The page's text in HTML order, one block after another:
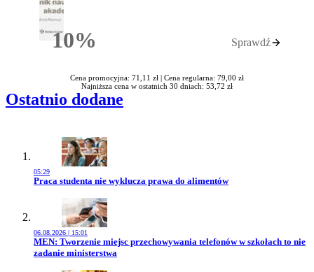
10%Rabatu Sprawdź
Cena promocyjna: 71,11 zł | Cena regularna: 79,00 zł
Najniższa cena w ostatnich 30 dniach: 53,72 zł
Ostatnio dodane
05:29
Przejdź do artykułu:
Praca studenta nie wyklucza prawa do alimentów
06.08.2026 | 15:01
Przejdź do artykułu:
MEN: Tworzenie miejsc przechowywania telefonów w szkołach to nie
zadanie ministerstwa